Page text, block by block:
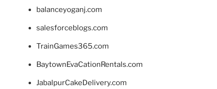
balanceyoganj.com
salesforceblogs.com
TrainGames365.com
BaytownEvaCationRentals.com
JabalpurCakeDelivery.com